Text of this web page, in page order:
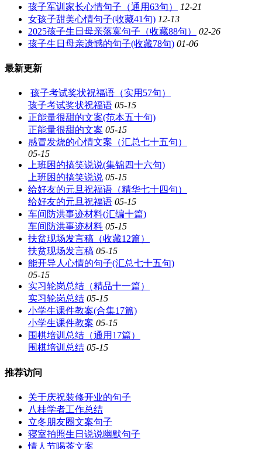
孩子军训家长心情句子（通用63句）
12-21
女孩子甜美心情句子(收藏41句) 12-13
2025孩子生日母亲落寞句子（收藏88句）
02-26
孩子生日母亲遗憾的句子(收藏78句) 01-06
最新更新
孩子考试奖状祝福语（实用57句）
孩子考试奖状祝福语 05-15
正能量很甜的文案(范本五十句)
正能量很甜的文案 05-15
感冒发烧的心情文案（汇总七十五句）
05-15
上班困的搞笑说说(集锦四十六句)
上班困的搞笑说说 05-15
给好友的元旦祝福语（精华七十四句）
给好友的元旦祝福语 05-15
车间防洪事迹材料(汇编十篇)
车间防洪事迹材料 05-15
扶贫现场发言稿（收藏12篇）
扶贫现场发言稿 05-15
能开导人心情的句子(汇总七十五句)
05-15
实习轮岗总结（精品十一篇）
实习轮岗总结 05-15
小学生课件教案(合集17篇)
小学生课件教案 05-15
围棋培训总结（通用17篇）
围棋培训总结 05-15
推荐访问
关于庆祝装修开业的句子
八桂学者工作总结
立冬朋友圈文案句子
寝室拍照生日说说幽默句子
情人节喝茶文案